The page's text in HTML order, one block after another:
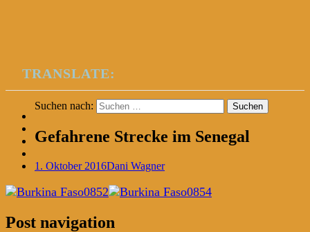
TRANSLATE:
Suchen nach:
Gefahrene Strecke im Senegal
1. Oktober 2016Dani Wagner
Post navigation